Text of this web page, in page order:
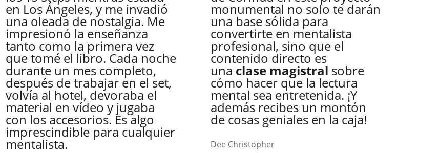
en Los Ángeles, y me invadió
una oleada de nostalgia. Me
impresionó la enseñanza
tanto como la primera vez
que tomé el libro. Cada noche
durante un mes completo,
después de trabajar en el set,
volvía al hotel, devoraba el
material en vídeo y jugaba
con los accesorios. Es algo
imprescindible para cualquier
mentalista.
monumental no solo te darán
una base sólida para
convertirte en mentalista
profesional, sino que el
contenido directo es
una clase magistral sobre
cómo hacer que la lectura
mental sea entretenida. ¡Y
además recibes un montón
de cosas geniales en la caja!
Dee Christopher